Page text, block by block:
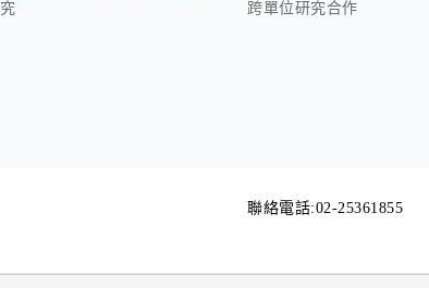
跨單位研究合作
聯絡電話:02-25361855